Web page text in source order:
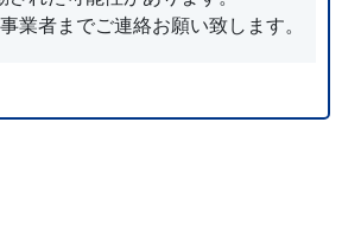
業者までご連絡お願い致します。